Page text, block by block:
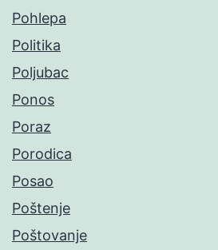
Pohlepa
Politika
Poljubac
Ponos
Poraz
Porodica
Posao
Poštenje
Poštovanje